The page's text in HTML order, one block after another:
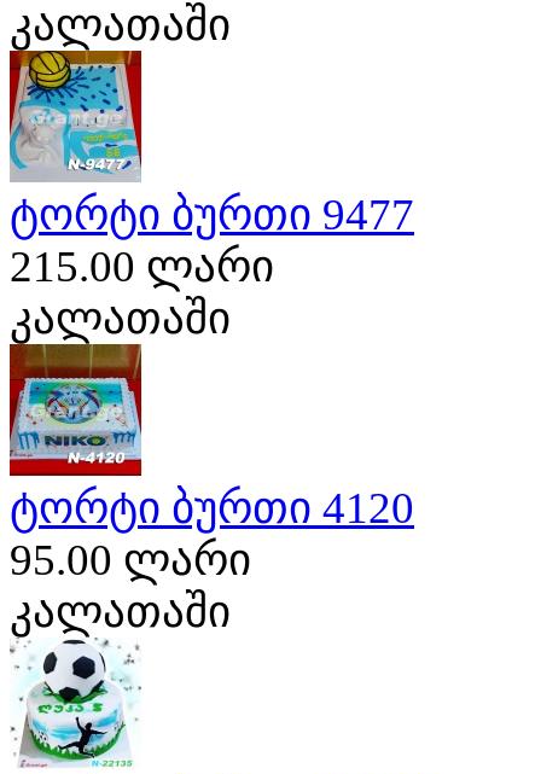
კალათაში
ტორტი ბურთი 9477
215.00 ლარი
კალათაში
ტორტი ბურთი 4120
95.00 ლარი
კალათაში